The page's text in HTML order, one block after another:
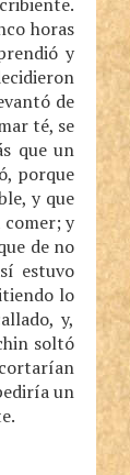
horas
y
de
té, se
que un
porque
y que
comer; y
de no
estuvo
lo
y,
soltó
un